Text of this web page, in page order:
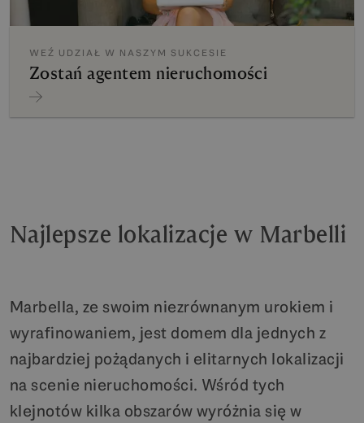
WEŹ UDZIAŁ W NASZYM SUKCESIE
Zostań agentem nieruchomości
Najlepsze lokalizacje w Marbelli
Marbella, ze swoim niezrównanym urokiem i
wyrafinowaniem, jest domem dla jednych z
najbardziej pożądanych i elitarnych lokalizacji
na scenie nieruchomości. Wśród tych
klejnotów kilka obszarów wyróżnia się w